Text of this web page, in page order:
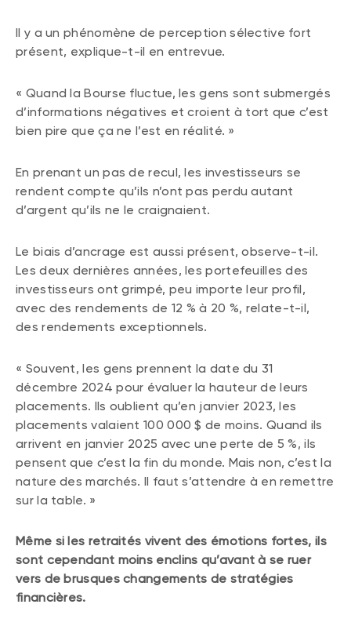
Il y a un phénomène de perception sélective fort
présent, explique-t-il en entrevue.
« Quand la Bourse fluctue, les gens sont submergés
d’informations négatives et croient à tort que c’est
bien pire que ça ne l’est en réalité. »
En prenant un pas de recul, les investisseurs se
rendent compte qu’ils n’ont pas perdu autant
d’argent qu’ils ne le craignaient.
Le biais d’ancrage est aussi présent, observe-t-il.
Les deux dernières années, les portefeuilles des
investisseurs ont grimpé, peu importe leur profil,
avec des rendements de 12 % à 20 %, relate-t-il,
des rendements exceptionnels.
« Souvent, les gens prennent la date du 31
décembre 2024 pour évaluer la hauteur de leurs
placements. Ils oublient qu’en janvier 2023, les
placements valaient 100 000 $ de moins. Quand ils
arrivent en janvier 2025 avec une perte de 5 %, ils
pensent que c’est la fin du monde. Mais non, c’est la
nature des marchés. Il faut s’attendre à en remettre
sur la table. »
Même si les retraités vivent des émotions fortes, ils
sont cependant moins enclins qu’avant à se ruer
vers de brusques changements de stratégies
financières.